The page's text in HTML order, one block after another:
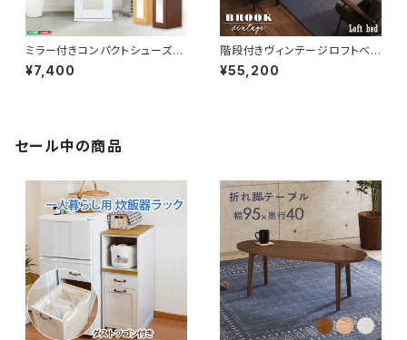
ミラー付きコンパクトシューズラ
ック 幅29 シューズボックス シ
ューズラック 下駄箱 靴箱 玄関
¥7,400
階段付きヴィンテージロフトベッ
ド シングルベッド パイプベッド
ロフトベッド bed ロフト ハシゴ
¥55,200
セール中の商品